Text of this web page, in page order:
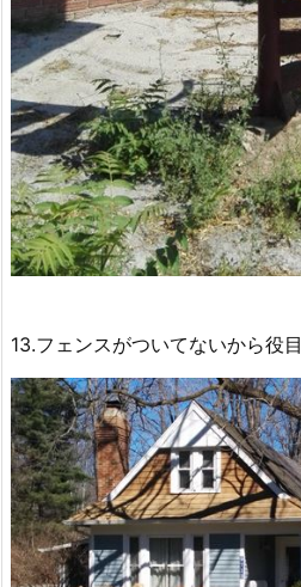
13.フェンスがついてないから役